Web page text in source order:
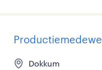
Dokkum